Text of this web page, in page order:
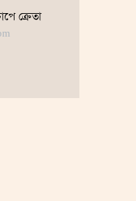
ক্রেতা